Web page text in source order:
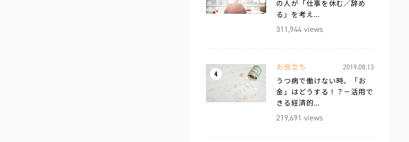
の人が「仕事を休む／辞め
る」を考え…
311,944 views
4
お役立ち
2019.08.13
うつ病で働けない時、「お
金」はどうする！？－活用で
きる経済的…
219,691 views